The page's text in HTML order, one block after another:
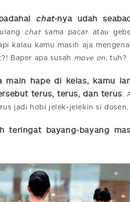
chat-nya udah
chatsama pacar atau
kalau kamu masih aja
Baper apa susah move on, tuh?
main hape di kelas, kamu
terus, terus, dan terus.
jadi hobi jelek-jelekin si dosen.
teringat bayang-bayang